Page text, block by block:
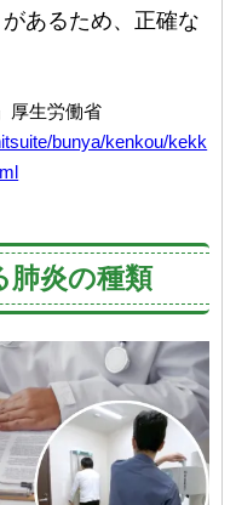
あるため、正確な
厚生労働省
bunya/kenkou/kekk
肺炎の種類